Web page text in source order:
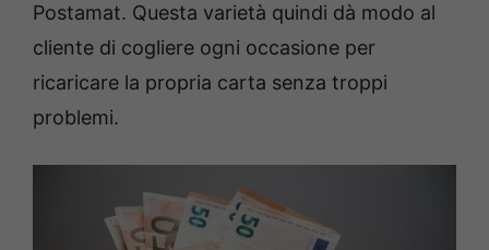
Postamat. Questa varietà quindi dà modo al
cliente di cogliere ogni occasione per
ricaricare la propria carta senza troppi
problemi.